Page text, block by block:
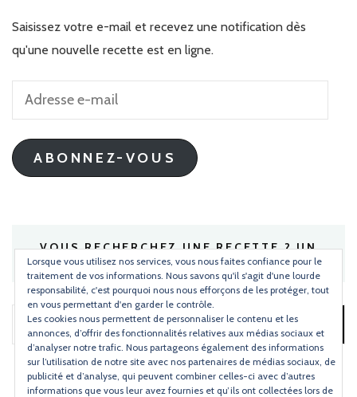
Saisissez votre e-mail et recevez une notification dès
qu'une nouvelle recette est en ligne.
Adresse
mail
ABONNEZ-VOUS
VOUS RECHERCHEZ UNE RECETTE ? UN
INGRÉDIENT ?
Rechercher :
Lorsque vous utilisez nos services, vous nous faites confiance pour le
traitement de vos informations. Nous savons qu'il s'agit d'une lourde
responsabilité, c'est pourquoi nous nous efforçons de les protéger, tout
en vous permettant d'en garder le contrôle.
Les cookies nous permettent de personnaliser le contenu et les
annonces, d’offrir des fonctionnalités relatives aux médias sociaux et
d’analyser notre trafic. Nous partageons également des informations
sur l’utilisation de notre site avec nos partenaires de médias sociaux, de
publicité et d’analyse, qui peuvent combiner celles-ci avec d’autres
informations que vous leur avez fournies et qu’ils ont collectées lors de